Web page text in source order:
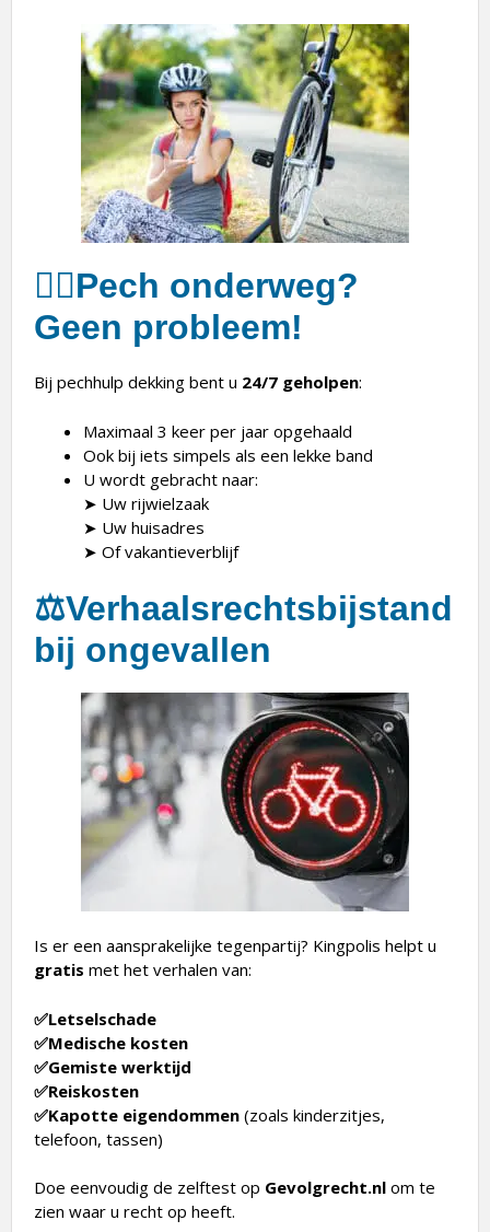
🚴‍♂️Pech onderweg?
Geen probleem!
Bij pechhulp dekking bent u 24/7 geholpen:
Maximaal 3 keer per jaar opgehaald
Ook bij iets simpels als een lekke band
U wordt gebracht naar:
➤ Uw rijwielzaak
➤ Uw huisadres
➤ Of vakantieverblijf
⚖️Verhaalsrechtsbijstand
bij ongevallen
Is er een aansprakelijke tegenpartij? Kingpolis helpt u
gratis met het verhalen van:
✅Letselschade
✅Medische kosten
✅Gemiste werktijd
✅Reiskosten
✅Kapotte eigendommen (zoals kinderzitjes,
telefoon, tassen)
Doe eenvoudig de zelftest op Gevolgrecht.nl om te
zien waar u recht op heeft.